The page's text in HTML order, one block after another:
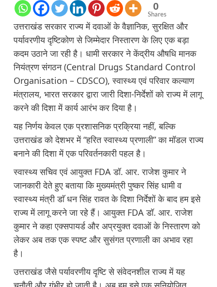
0
Shares
उत्तराखंड सरकार राज्य में दवाओं के वैज्ञानिक, सुरक्षित और
पर्यावरणीय दृष्टिकोण से जिम्मेदार निस्तारण के लिए एक बड़ा
कदम उठाने जा रही है। धामी सरकार ने केंद्रीय औषधि मानक
नियंत्रण संगठन (Central Drugs Standard Control
Organisation – CDSCO), स्वास्थ्य एवं परिवार कल्याण
मंत्रालय, भारत सरकार द्वारा जारी दिशा-निर्देशों को राज्य में लागू
करने की दिशा में कार्य आरंभ कर दिया है।
यह निर्णय केवल एक प्रशासनिक प्रक्रिया नहीं, बल्कि
उत्तराखंड को देशभर में “हरित स्वास्थ्य प्रणाली” का मॉडल राज्य
बनाने की दिशा में एक परिवर्तनकारी पहल है।
स्वास्थ्य सचिव एवं आयुक्त FDA डॉ. आर. राजेश कुमार ने
जानकारी देते हुए बताया कि मुख्यमंत्री पुष्कर सिंह धामी व
स्वास्थ्य मंत्री डाॅ धन सिंह रावत के दिशा निर्देशों के बाद हम इसे
राज्य में लागू करने जा रहे हैं। आयुक्त FDA डॉ. आर. राजेश
कुमार ने कहा एक्सपायर्ड और अप्रयुक्त दवाओं के निस्तारण को
लेकर अब तक एक स्पष्ट और सुसंगत प्रणाली का अभाव रहा
है।
उत्तराखंड जैसे पर्यावरणीय दृष्टि से संवेदनशील राज्य में यह